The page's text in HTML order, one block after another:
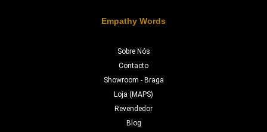
Empathy Words
Sobre Nós
Contacto
Showroom - Braga
Loja (MAPS)
Revendedor
Blog